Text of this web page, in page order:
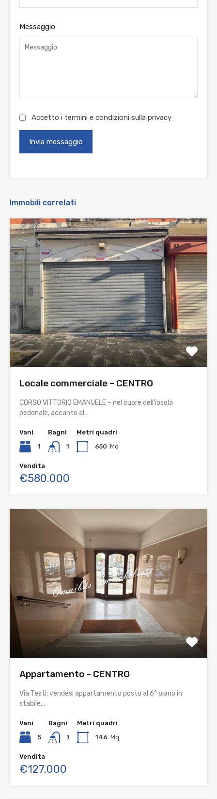
Messaggio
Accetto i termini e condizioni sulla privacy
Immobili correlati
Locale commerciale – CENTRO
CORSO VITTORIO EMANUELE – nel cuore dell’iosola
pedonale, accanto al…
Vani
1
Bagni
1
Metri quadri
650 Mq
Vendita
€580.000
Appartamento – CENTRO
Via Testi: vendesi appartamento posto al 6° piano in
stabile…
Vani
5
Bagni
1
Metri quadri
146 Mq
Vendita
€127.000